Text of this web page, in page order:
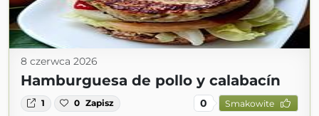
8 czerwca 2026
Hamburguesa de pollo y calabacín
1 0 Zapisz 0 Smakowite